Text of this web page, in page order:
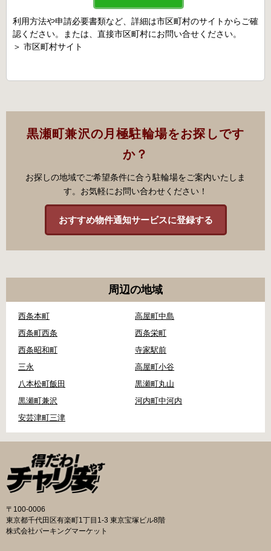
利用方法や申請必要書類など、詳細は市区町村のサイトからご確
認ください。または、直接市区町村にお問い合せください。
＞ 市区町村サイト
黒瀬町兼沢の月極駐輪場をお探しです
か？
お探しの地域でご希望条件に合う駐輪場をご案内いたしま
す。お気軽にお問い合わせください！
おすすめ物件通知サービスに登録する
周辺の地域
西条本町
高屋町中島
西条町西条
西条栄町
西条昭和町
寺家駅前
三永
高屋町小谷
八本松町飯田
黒瀬町丸山
黒瀬町兼沢
河内町中河内
安芸津町三津
〒100-0006
東京都千代田区有楽町1丁目1-3 東京宝塚ビル8階
株式会社パーキングマーケット